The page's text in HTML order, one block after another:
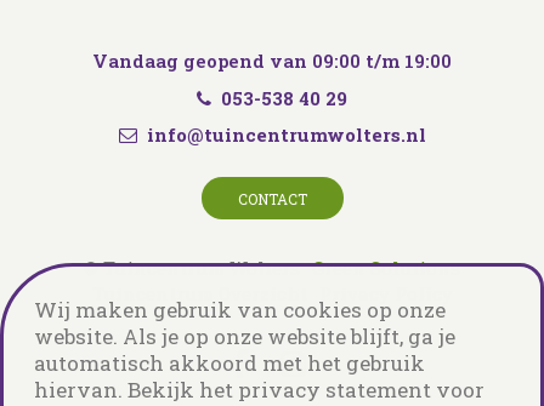
Vandaag geopend van 09:00 t/m 19:00
053-538 40 29
info@tuincentrumwolters.nl
CONTACT
© Tuincentrum Wolters Green Solutions
Wij maken gebruik van cookies op onze
website. Als je op onze website blijft, ga je
automatisch akkoord met het gebruik
hiervan. Bekijk het privacy statement voor